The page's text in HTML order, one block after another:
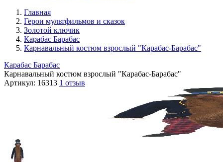
Главная
Герои мультфильмов и сказок
Золотой ключик
Карабас Барабас
Карнавальный костюм взрослый "Карабас-Барабас"
Карабас Барабас
Карнавальный костюм взрослый "Карабас-Барабас"
Артикул: 16313 1 отзыв